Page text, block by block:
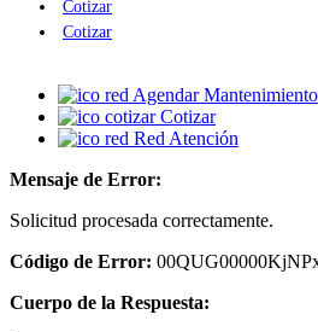
Cotizar
Cotizar
Agendar Mantenimiento
Cotizar
Red Atención
Mensaje de Error:
Solicitud procesada correctamente.
Código de Error:
Cuerpo de la Respuesta: